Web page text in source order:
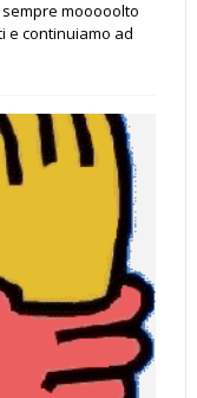
mooooolto
e continuiamo ad